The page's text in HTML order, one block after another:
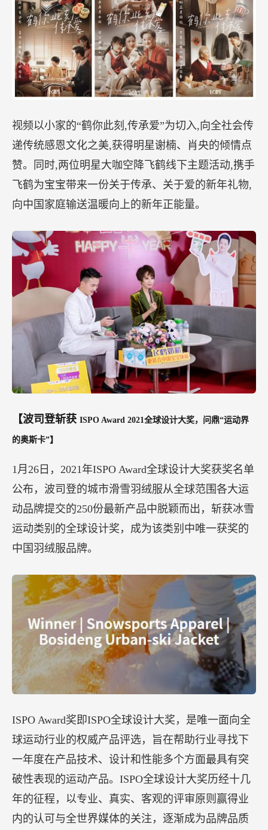
视频以小家的“鹤你此刻,传承爱”为切入,向全社会传
递传统感恩文化之美,获得明星谢楠、肖央的倾情点
赞。同时,两位明星大咖空降飞鹤线下主题活动,携手
飞鹤为宝宝带来一份关于传承、关于爱的新年礼物,
向中国家庭输送温暖向上的新年正能量。
【波司登斩获 ISPO Award 2021全球设计大奖，问鼎“运动界
的奥斯卡”】
1月26日，2021年ISPO Award全球设计大奖获奖名单
公布，波司登的城市滑雪羽绒服从全球范围各大运
动品牌提交的250份最新产品中脱颖而出，斩获冰雪
运动类别的全球设计奖，成为该类别中唯一获奖的
中国羽绒服品牌。
ISPO Award奖即ISPO全球设计大奖，是唯一面向全
球运动行业的权威产品评选，旨在帮助行业寻找下
一年度在产品技术、设计和性能多个方面最具有突
破性表现的运动产品。ISPO全球设计大奖历经十几
年的征程，以专业、真实、客观的评审原则赢得业
内的认可与全世界媒体的关注，逐渐成为品牌品质